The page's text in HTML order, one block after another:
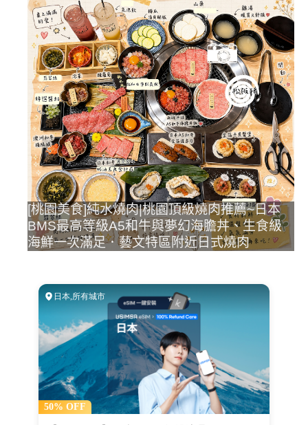
[桃園美食]純水燒肉|桃園頂級燒肉推薦~日本
BMS最高等級A5和牛與夢幻海膽丼、生食級
海鮮一次滿足．藝文特區附近日式燒肉